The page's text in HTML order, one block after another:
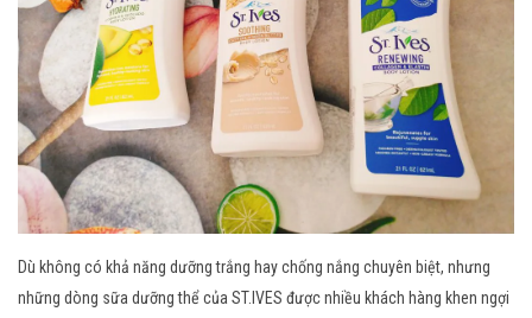
Dù không có khả năng dưỡng trắng hay chống nắng chuyên biệt, nhưng
những dòng sữa dưỡng thể của ST.IVES được nhiều khách hàng khen ngợi